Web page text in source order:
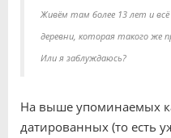
Живём там более 13 лет и
деревни, которая такого же
Или я заблуждаюсь?
На выше упоминаемых
датированных (то есть